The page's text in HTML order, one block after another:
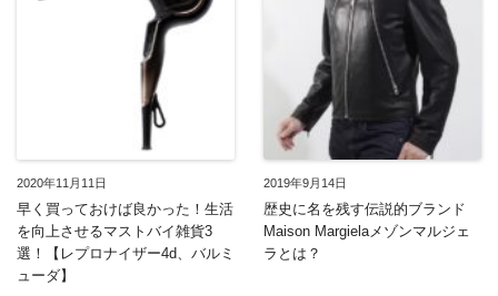
2020年11月11日
早く買っておけば良かった！生活
を向上させるマストバイ雑貨3
選！【レプロナイザー4d、バルミ
ューダ】
2019年9月14日
歴史に名を残す伝説的ブランド
Maison Margielaメゾンマルジェ
ラとは？